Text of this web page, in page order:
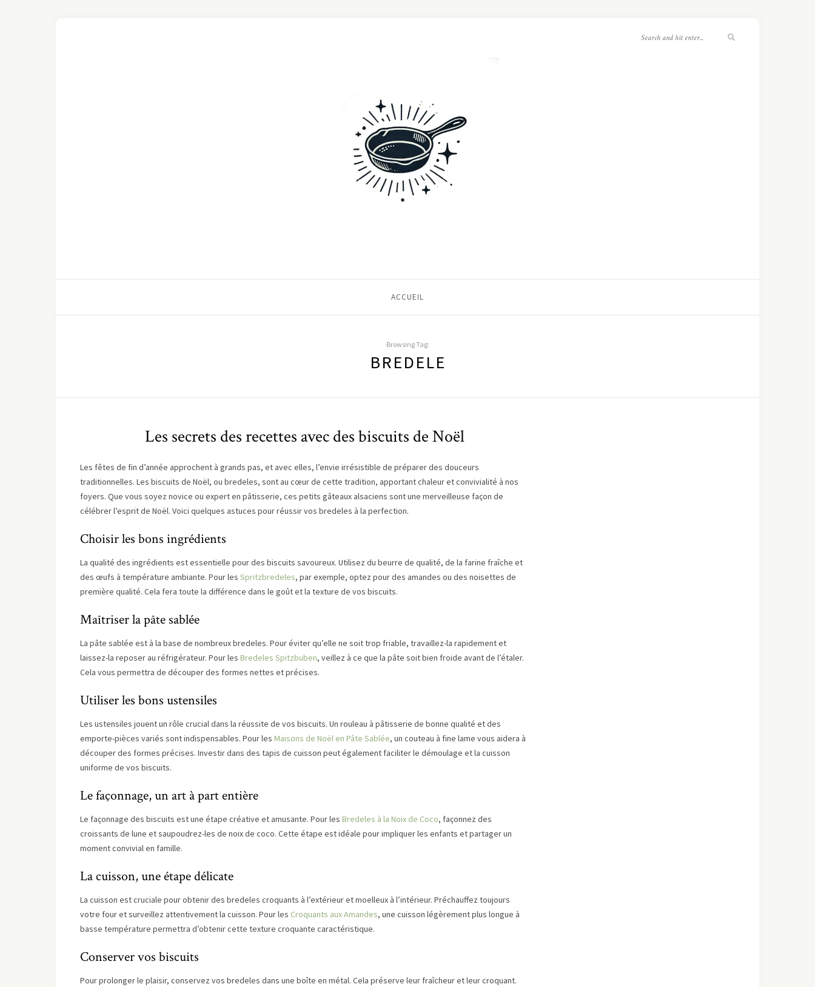
ACCUEIL
Browsing Tag:
BREDELE
Les secrets des recettes avec des biscuits de Noël
Les fêtes de fin d’année approchent à grands pas, et avec elles, l’envie irrésistible de préparer des douceurs
traditionnelles. Les biscuits de Noël, ou bredeles, sont au cœur de cette tradition, apportant chaleur et convivialité à nos
foyers. Que vous soyez novice ou expert en pâtisserie, ces petits gâteaux alsaciens sont une merveilleuse façon de
célébrer l’esprit de Noël. Voici quelques astuces pour réussir vos bredeles à la perfection.
Choisir les bons ingrédients
La qualité des ingrédients est essentielle pour des biscuits savoureux. Utilisez du beurre de qualité, de la farine fraîche et
des œufs à température ambiante. Pour les Spritzbredeles, par exemple, optez pour des amandes ou des noisettes de
première qualité. Cela fera toute la différence dans le goût et la texture de vos biscuits.
Maîtriser la pâte sablée
La pâte sablée est à la base de nombreux bredeles. Pour éviter qu’elle ne soit trop friable, travaillez-la rapidement et
laissez-la reposer au réfrigérateur. Pour les Bredeles Spitzbuben, veillez à ce que la pâte soit bien froide avant de l’étaler.
Cela vous permettra de découper des formes nettes et précises.
Utiliser les bons ustensiles
Les ustensiles jouent un rôle crucial dans la réussite de vos biscuits. Un rouleau à pâtisserie de bonne qualité et des
emporte-pièces variés sont indispensables. Pour les Maisons de Noël en Pâte Sablée, un couteau à fine lame vous aidera à
découper des formes précises. Investir dans des tapis de cuisson peut également faciliter le démoulage et la cuisson
uniforme de vos biscuits.
Le façonnage, un art à part entière
Le façonnage des biscuits est une étape créative et amusante. Pour les Bredeles à la Noix de Coco, façonnez des
croissants de lune et saupoudrez-les de noix de coco. Cette étape est idéale pour impliquer les enfants et partager un
moment convivial en famille.
La cuisson, une étape délicate
La cuisson est cruciale pour obtenir des bredeles croquants à l’extérieur et moelleux à l’intérieur. Préchauffez toujours
votre four et surveillez attentivement la cuisson. Pour les Croquants aux Amandes, une cuisson légèrement plus longue à
basse température permettra d’obtenir cette texture croquante caractéristique.
Conserver vos biscuits
Pour prolonger le plaisir, conservez vos bredeles dans une boîte en métal. Cela préserve leur fraîcheur et leur croquant.